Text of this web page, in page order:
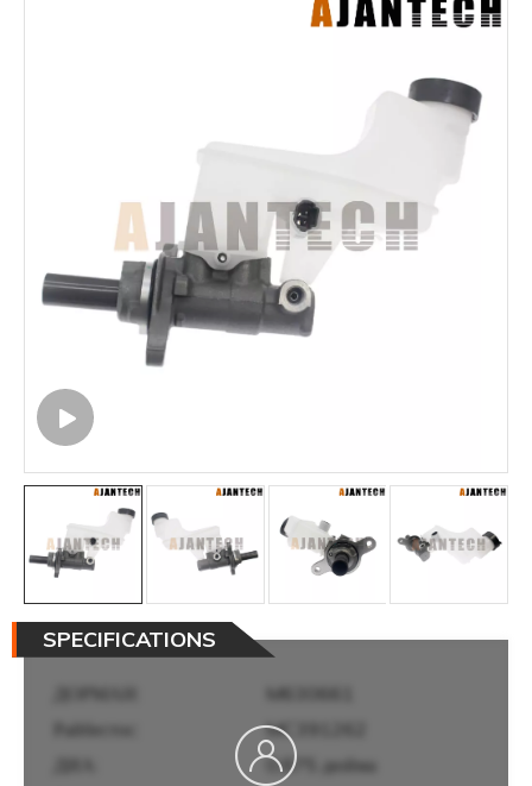
SPECIFICATIONS
ДОРМАН:
M630661
Райбестос:
MC391262
0,875 дюйма